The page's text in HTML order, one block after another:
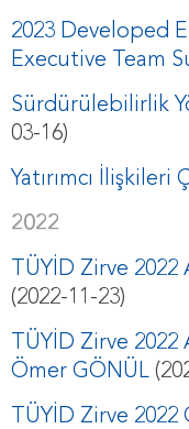
2023 Developed
Executive Team
Sürdürülebilirlik
03-16)
Yatırımcı İlişkileri
2022
TÜYİD Zirve 2022
(2022-11-23)
TÜYİD Zirve 2022
Ömer GÖNÜL
TÜYİD Zirve